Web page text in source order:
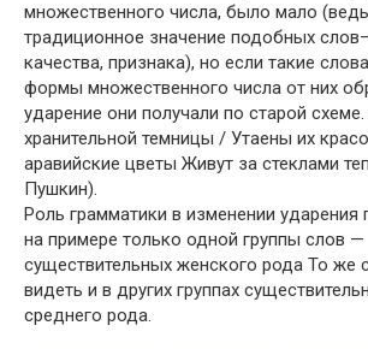
множественного числа, было мало
традиционное значение подобных
качества, признака), но если такие
формы множественного числа от них
ударение они получали по старой схеме.
хранительной темницы / Утаены их
аравийские цветы Живут за стеклами
Пушкин).
Роль грамматики в изменении ударения
на примере только одной группы слов —
существительных женского рода То же
видеть и в других группах
среднего рода.